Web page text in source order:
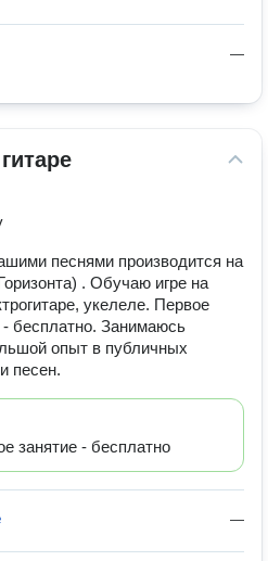
—
песнями производится на
. Обучаю игре на
укелеле. Первое
- бесплатно. Занимаюсь
опыт в публичных
песен.
занятие - бесплатно
—